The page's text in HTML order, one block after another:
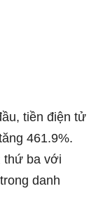
tiền điện tử
461.9%.
thứ ba với
danh